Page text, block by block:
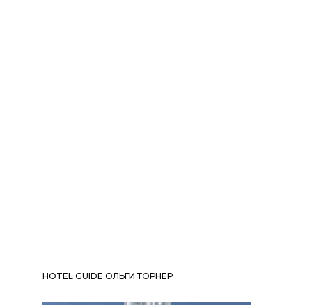
HOTEL GUIDE ОЛЬГИ ТОРНЕР